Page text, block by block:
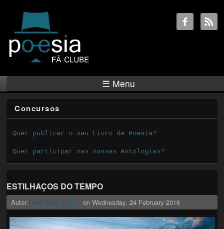
☰ Menu
Concursos
Quer publicar o seu Livro de Poesia?
Quer participar nas nossas Antologias?
ESTILHAÇOS DO TEMPO
Autor: josé João Murti... onWednesday, 24 February 2016